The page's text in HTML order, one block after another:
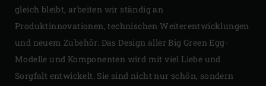
gleich bleibt, arbeiten wir ständig an
Produktinnovationen, technischen Weiterentwicklungen
und neuem Zubehör. Das Design aller Big Green Egg-
Modelle und Komponenten wird mit viel Liebe und
Sorgfalt entwickelt. Sie sind nicht nur schön, sondern